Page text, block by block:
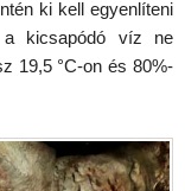
ki kell egyenlíteni
kicsapódó víz ne
19,5 °C-on és 80%-